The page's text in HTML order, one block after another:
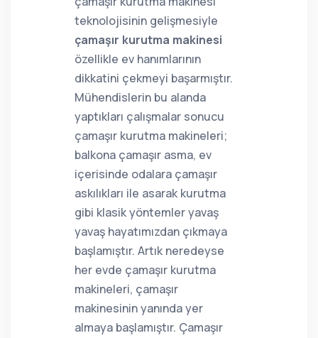
teknolojisinin gelişmesiyle
çamaşır kurutma makinesi
özellikle ev hanımlarının
dikkatini çekmeyi başarmıştır.
Mühendislerin bu alanda
yaptıkları çalışmalar sonucu
çamaşır kurutma makineleri;
balkona çamaşır asma, ev
içerisinde odalara çamaşır
askılıkları ile asarak kurutma
gibi klasik yöntemler yavaş
yavaş hayatımızdan çıkmaya
başlamıştır. Artık neredeyse
her evde çamaşır kurutma
makineleri, çamaşır
makinesinin yanında yer
almaya başlamıştır. Çamaşır